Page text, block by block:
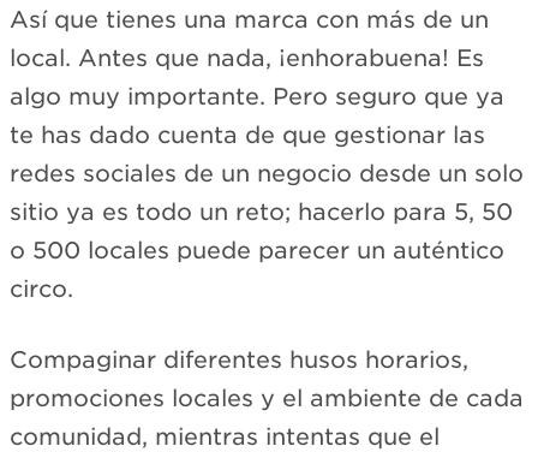
Así que tienes una marca con más de un
local. Antes que nada, ¡enhorabuena! Es
algo muy importante. Pero seguro que ya
te has dado cuenta de que gestionar las
redes sociales de un negocio desde un solo
sitio ya es todo un reto; hacerlo para 5, 50
o 500 locales puede parecer un auténtico
circo.
Compaginar diferentes husos horarios,
promociones locales y el ambiente de cada
comunidad, mientras intentas que el